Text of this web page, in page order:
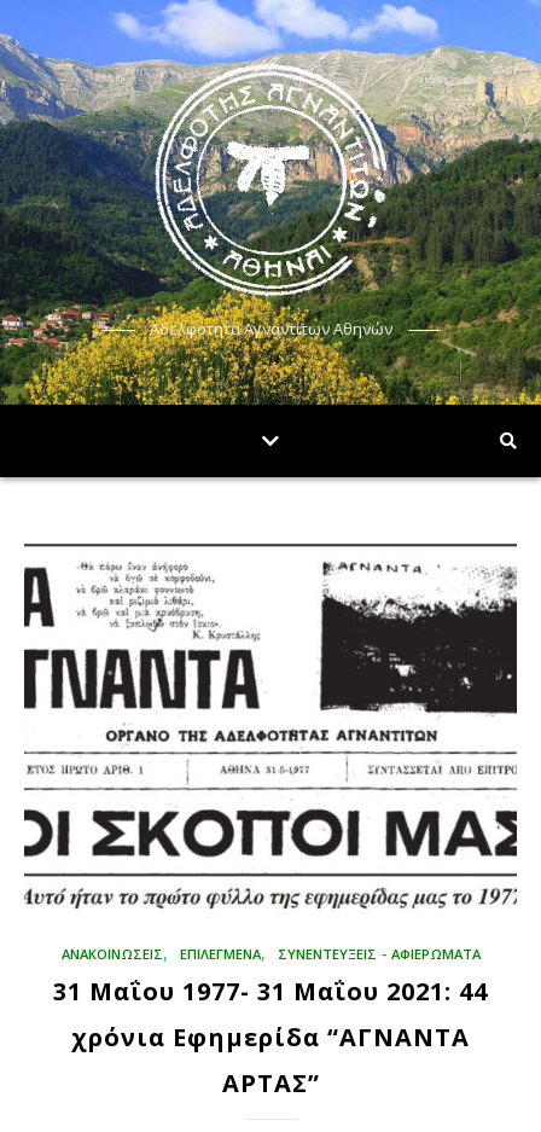
Αδελφότητα Αγναντίτων Αθηνών
ΑΝΑΚΟΙΝΩΣΕΙΣ, ΕΠΙΛΕΓΜΈΝΑ, ΣΥΝΕΝΤΕΥΞΕΙΣ - ΑΦΙΕΡΩΜΑΤΑ
31 Μαΐου 1977- 31 Μαΐου 2021: 44
χρόνια Εφημερίδα “ΑΓΝΑΝΤΑ
ΑΡΤΑΣ”